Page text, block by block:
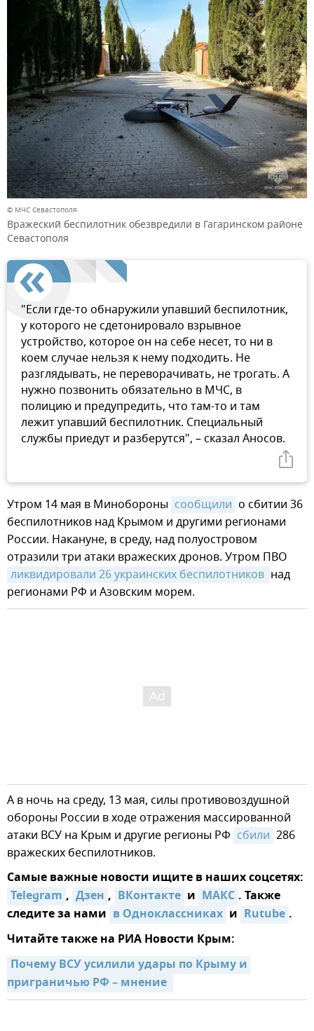
© МЧС Севастополя
Вражеский беспилотник обезвредили в Гагаринском районе
Севастополя
"Если где-то обнаружили упавший беспилотник,
у которого не сдетонировало взрывное
устройство, которое он на себе несет, то ни в
коем случае нельзя к нему подходить. Не
разглядывать, не переворачивать, не трогать. А
нужно позвонить обязательно в МЧС, в
полицию и предупредить, что там-то и там
лежит упавший беспилотник. Специальный
службы приедут и разберутся", – сказал Аносов.
Утром 14 мая в Минобороны сообщили о сбитии 36
беспилотников над Крымом и другими регионами
России. Накануне, в среду, над полуостровом
отразили три атаки вражеских дронов. Утром ПВО
ликвидировали 26 украинских беспилотников над
регионами РФ и Азовским морем.
А в ночь на среду, 13 мая, силы противовоздушной
обороны России в ходе отражения массированной
атаки ВСУ на Крым и другие регионы РФ сбили 286
вражеских беспилотников.
Самые важные новости ищите в наших соцсетях:
Telegram , Дзен , ВКонтакте и MAКС . Также
следите за нами в Одноклассниках и Rutube .
Читайте также на РИА Новости Крым:
Почему ВСУ усилили удары по Крыму и
приграничью РФ – мнение